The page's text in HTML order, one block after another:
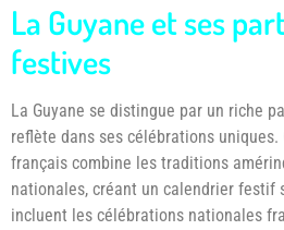
La Guyane et ses
festives
La Guyane se distingue par un riche
reflète dans ses célébrations
français combine les traditions
nationales, créant un calendrier festif
incluent les célébrations nationales